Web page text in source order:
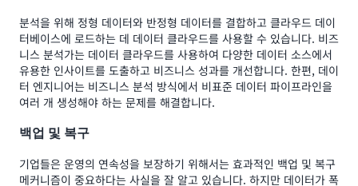
분석을 위해 정형 데이터와 반정형 데이터를 결합하고 클라우드 데이
터베이스에 로드하는 데 데이터 클라우드를 사용할 수 있습니다. 비즈
니스 분석가는 데이터 클라우드를 사용하여 다양한 데이터 소스에서
유용한 인사이트를 도출하고 비즈니스 성과를 개선합니다. 한편, 데이
터 엔지니어는 비즈니스 분석 방식에서 비표준 데이터 파이프라인을
여러 개 생성해야 하는 문제를 해결합니다.
백업 및 복구
기업들은 운영의 연속성을 보장하기 위해서는 효과적인 백업 및 복구
메커니즘이 중요하다는 사실을 잘 알고 있습니다. 하지만 데이터가 폭